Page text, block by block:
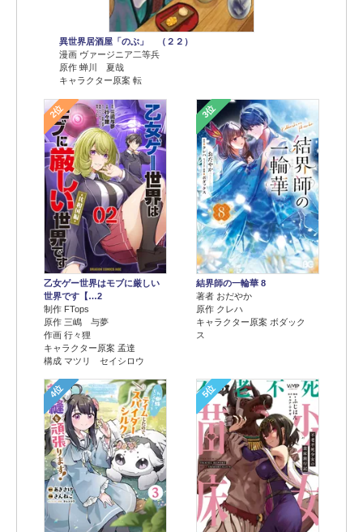
異世界居酒屋「のぶ」 （２２）
漫画 ヴァージニア二等兵
原作 蝉川 夏哉
キャラクター原案 転
2位
乙女ゲー世界はモブに厳しい
世界です【…2
制作 FTops
原作 三嶋 与夢
作画 行々狸
キャラクター原案 孟達
構成 マツリ セイシロウ
3位
結界師の一輪華 8
著者 おだやか
原作 クレハ
キャラクター原案 ボダック
ス
4位 5位